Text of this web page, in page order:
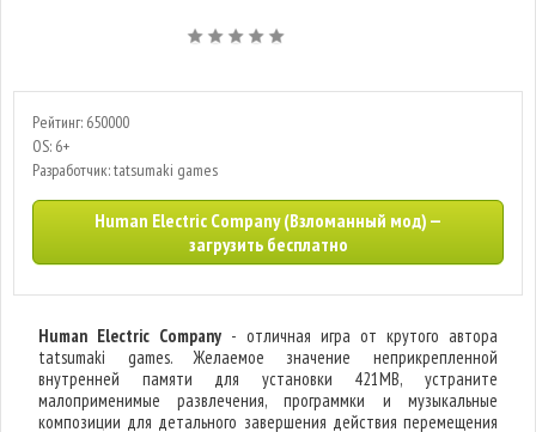
Рейтинг: 650000
OS: 6+
Разработчик: tatsumaki games
Human Electric Company (Взломанный мод) —
загрузить бесплатно
Human Electric Company - отличная игра от крутого автора
tatsumaki games. Желаемое значение неприкрепленной
внутренней памяти для установки 421MB, устраните
малоприменимые развлечения, программки и музыкальные
композиции для детального завершения действия перемещения